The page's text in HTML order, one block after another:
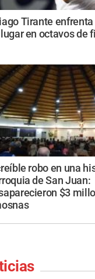
Tirante enfrenta
en octavos de
robo en una
de San Juan:
$3